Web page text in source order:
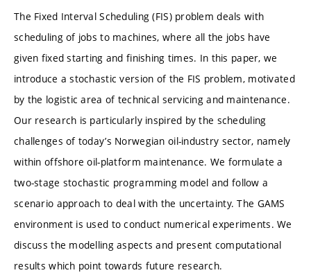
The Fixed Interval Scheduling (FIS) problem deals with
scheduling of jobs to machines, where all the jobs have
given fixed starting and finishing times. In this paper, we
introduce a stochastic version of the FIS problem, motivated
by the logistic area of technical servicing and maintenance.
Our research is particularly inspired by the scheduling
challenges of today’s Norwegian oil-industry sector, namely
within offshore oil-platform maintenance. We formulate a
two-stage stochastic programming model and follow a
scenario approach to deal with the uncertainty. The GAMS
environment is used to conduct numerical experiments. We
discuss the modelling aspects and present computational
results which point towards future research.